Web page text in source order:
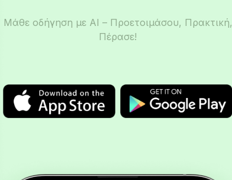
Μάθε οδήγηση με AI – Προετοιμάσου, Πρακτική,
Πέρασε!